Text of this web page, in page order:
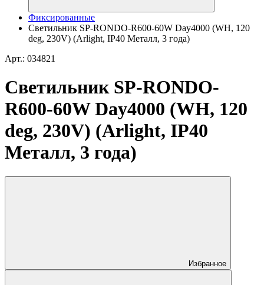
Фиксированные
Светильник SP-RONDO-R600-60W Day4000 (WH, 120
deg, 230V) (Arlight, IP40 Металл, 3 года)
Арт.: 034821
Светильник SP-RONDO-
R600-60W Day4000 (WH, 120
deg, 230V) (Arlight, IP40
Металл, 3 года)
Избранное